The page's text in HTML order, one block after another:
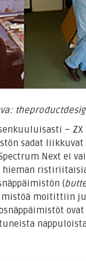
– ZX
sadat
Next ei
hieman
(
moitittiin